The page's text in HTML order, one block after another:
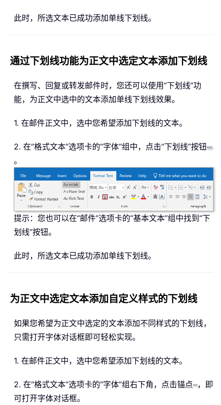
此时，所选文本已成功添加单线下划线。
通过下划线功能为正文中选定文本添加下划线
在撰写、回复或转发邮件时，您还可以使用“下划线”功
能，为正文中选中的文本添加单线下划线效果。
1. 在邮件正文中，选中您希望添加下划线的文本。
2. 在“格式文本”选项卡的“字体”组中，点击“下划线”按钮
。
提示：您也可以在“邮件”选项卡的“基本文本”组中找到“下
划线”按钮。
此时，所选文本已成功添加单线下划线。
为正文中选定文本添加自定义样式的下划线
如果您希望为正文中选定的文本添加不同样式的下划线，
只需打开字体对话框即可轻松实现。
1. 在邮件正文中，选中您希望添加下划线的文本。
2. 在“格式文本”选项卡的“字体”组右下角，点击锚点 ，即
可打开字体对话框。